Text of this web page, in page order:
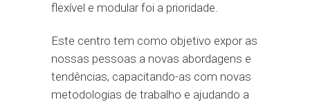
flexível e modular foi a prioridade.
Este centro tem como objetivo expor as
nossas pessoas a novas abordagens e
tendências, capacitando-as com novas
metodologias de trabalho e ajudando a